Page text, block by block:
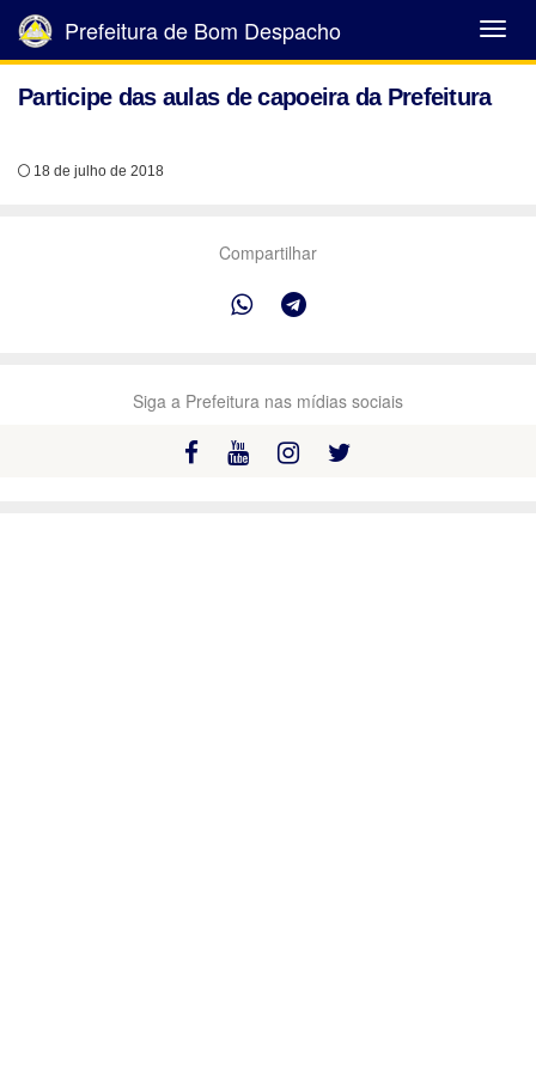
Abrir
Menu
Prefeitura de Bom Despacho
Participe das aulas de capoeira da Prefeitura
18 de julho de 2018
Compartilhar
Siga a Prefeitura nas mídias sociais